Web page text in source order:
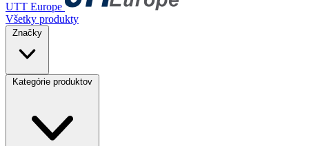
UTT Europe
Všetky produkty
Značky
Kategórie produktov